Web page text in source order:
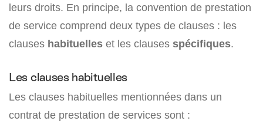
leurs droits. En principe, la convention de prestation
de service comprend deux types de clauses : les
clauses habituelles et les clauses spécifiques.
Les clauses habituelles
Les clauses habituelles mentionnées dans un
contrat de prestation de services sont :